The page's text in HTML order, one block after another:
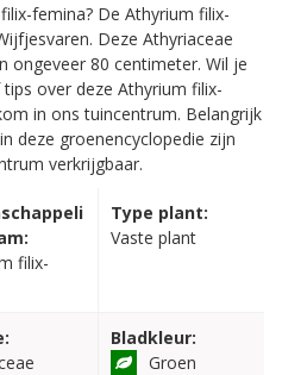
femina? De Athyrium filix-
Deze Athyriaceae
ongeveer 80 centimeter. Wil je
over deze Athyrium filix-
in ons tuincentrum. Belangrijk
deze groenencyclopedie zijn
verkrijgbaar.
filix-
Type plant:
Vaste plant
Bladkleur:
Groen